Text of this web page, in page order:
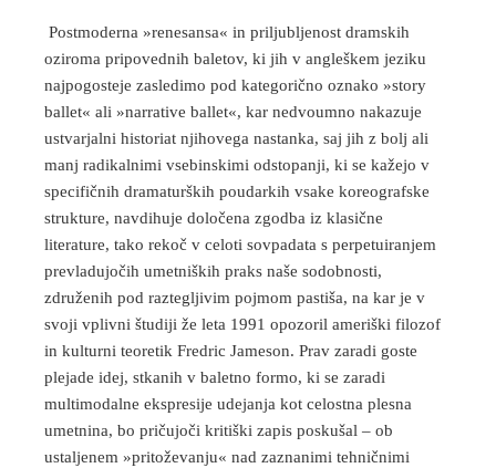
Postmoderna »renesansa« in priljubljenost dramskih
oziroma pripovednih baletov, ki jih v angleškem jeziku
najpogosteje zasledimo pod kategorično oznako »story
ballet« ali »narrative ballet«, kar nedvoumno nakazuje
ustvarjalni historiat njihovega nastanka, saj jih z bolj ali
manj radikalnimi vsebinskimi odstopanji, ki se kažejo v
specifičnih dramaturških poudarkih vsake koreografske
strukture, navdihuje določena zgodba iz klasične
literature, tako rekoč v celoti sovpadata s perpetuiranjem
prevladujočih umetniških praks naše sodobnosti,
združenih pod raztegljivim pojmom pastiša, na kar je v
svoji vplivni študiji že leta 1991 opozoril ameriški filozof
in kulturni teoretik Fredric Jameson. Prav zaradi goste
plejade idej, stkanih v baletno formo, ki se zaradi
multimodalne ekspresije udejanja kot celostna plesna
umetnina, bo pričujoči kritiški zapis poskušal – ob
ustaljenem »pritoževanju« nad zaznanimi tehničnimi